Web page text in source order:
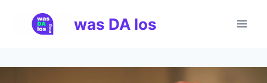
was DA los